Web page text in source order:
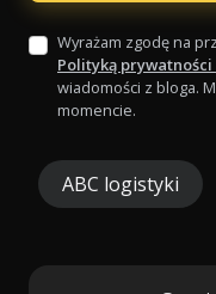
Wyrażam zgodę na
Polityką prywatności
wiadomości z bloga.
momencie.
ABC logistyki